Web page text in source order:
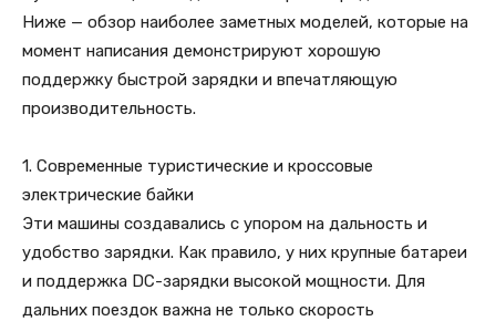
Ниже — обзор наиболее заметных моделей, которые на
момент написания демонстрируют хорошую
поддержку быстрой зарядки и впечатляющую
производительность.
1. Современные туристические и кроссовые
электрические байки
Эти машины создавались с упором на дальность и
удобство зарядки. Как правило, у них крупные батареи
и поддержка DC-зарядки высокой мощности. Для
дальних поездок важна не только скорость